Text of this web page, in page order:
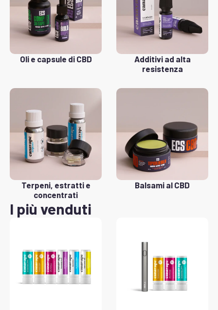
Oli e capsule di CBD
Additivi ad alta
resistenza
Terpeni, estratti e
concentrati
Balsami al CBD
I più venduti